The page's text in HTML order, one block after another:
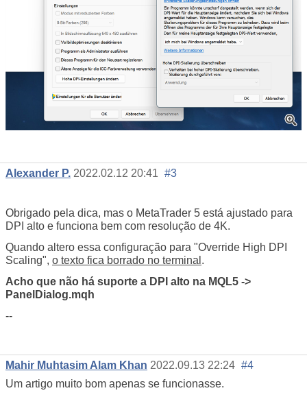
Alexander P. 2022.02.12 20:41 #3
Obrigado pela dica, mas o MetaTrader 5 está ajustado para
DPI alto e funciona bem com resolução de 4K.
Quando altero essa configuração para "Override High DPI
Scaling", o texto fica borrado no terminal .
Acho que não há suporte a DPI alto na MQL5 ->
PanelDialog.mqh
--
Mahir Muhtasim Alam Khan 2022.09.13 22:24 #4
Um artigo muito bom apenas se funcionasse.